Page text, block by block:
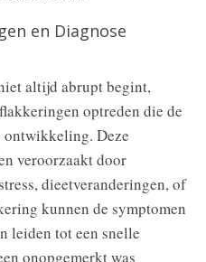
en Diagnose
altijd abrupt begint,
optreden die de
ontwikkeling. Deze
veroorzaakt door
dieetveranderingen, of
kunnen de symptomen
leiden tot een snelle
onopgemerkt was